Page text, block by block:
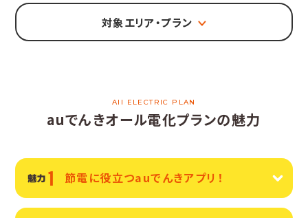
対象エリア・プラン
All ELECTRIC PLAN
auでんきオール電化プランの魅力
節電に役立つauでんきアプリ！